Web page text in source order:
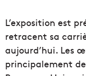
L’exposition est
retracent sa
aujourd’hui. Les
principalement